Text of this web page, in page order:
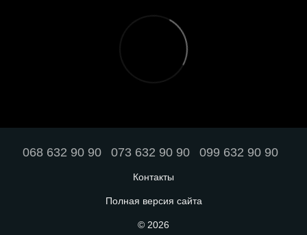
068 632 90 90 073 632 90 90 099 632 90 90
Контакты
Полная версия сайта
© 2026